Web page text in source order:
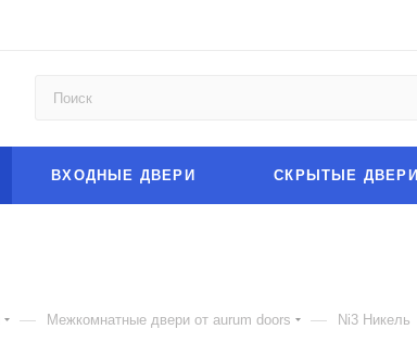
ВХОДНЫЕ ДВЕРИ СКРЫТЫЕ ДВЕРИ
— Межкомнатные двери от aurum doors — Ni3 Никель